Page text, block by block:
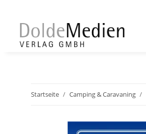
Startseite Camping & Caravaning